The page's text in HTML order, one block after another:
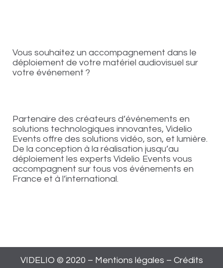
Vous souhaitez un accompagnement dans le
déploiement de votre matériel audiovisuel sur
votre événement ?
Partenaire des créateurs d’événements en
solutions technologiques innovantes, Videlio
Events offre des solutions vidéo, son, et lumière.
De la conception à la réalisation jusqu’au
déploiement les experts Videlio Events vous
accompagnent sur tous vos événements en
France et à l’international.
VIDELIO © 2020 – Mentions légales – Crédits